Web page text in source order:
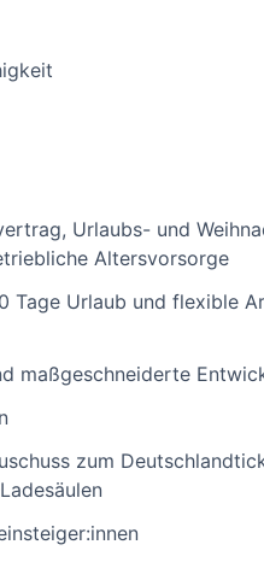
Urlaubs- und
Altersvorsorge
Tage Urlaub und flexible
maßgeschneiderte
zum